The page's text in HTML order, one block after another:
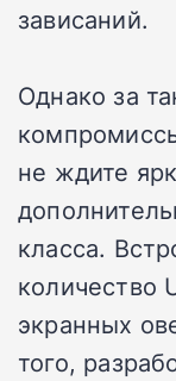
зависаний.
Однако за
не ждите
класса.
количество
экранных
того,